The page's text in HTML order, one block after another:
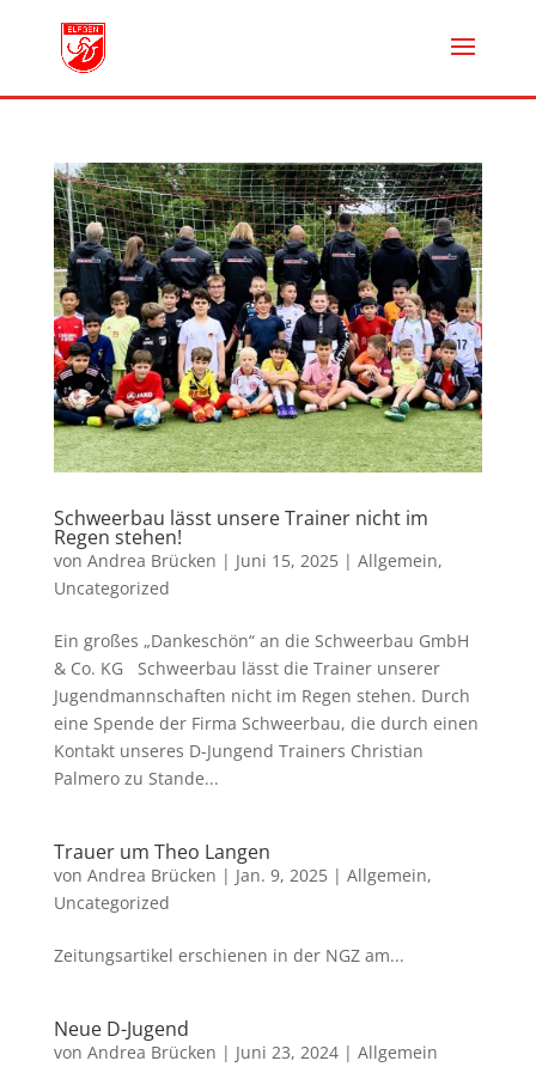
Schweerbau lässt unsere Trainer nicht im
Regen stehen!
von Andrea Brücken | Juni 15, 2025| Allgemein,
Uncategorized
Ein großes „Dankeschön“ an die Schweerbau GmbH
& Co. KG Schweerbau lässt die Trainer unserer
Jugendmannschaften nicht im Regen stehen. Durch
eine Spende der Firma Schweerbau, die durch einen
Kontakt unseres D-Jungend Trainers Christian
Palmero zu Stande...
Trauer um Theo Langen
von Andrea Brücken | Jan. 9, 2025| Allgemein,
Uncategorized
Zeitungsartikel erschienen in der NGZ am...
Neue D-Jugend
von Andrea Brücken | Juni 23, 2024| Allgemein